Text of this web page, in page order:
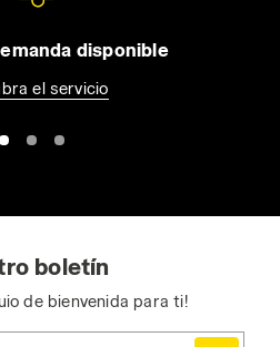
disponible
el servicio
boletín
de bienvenida para ti!